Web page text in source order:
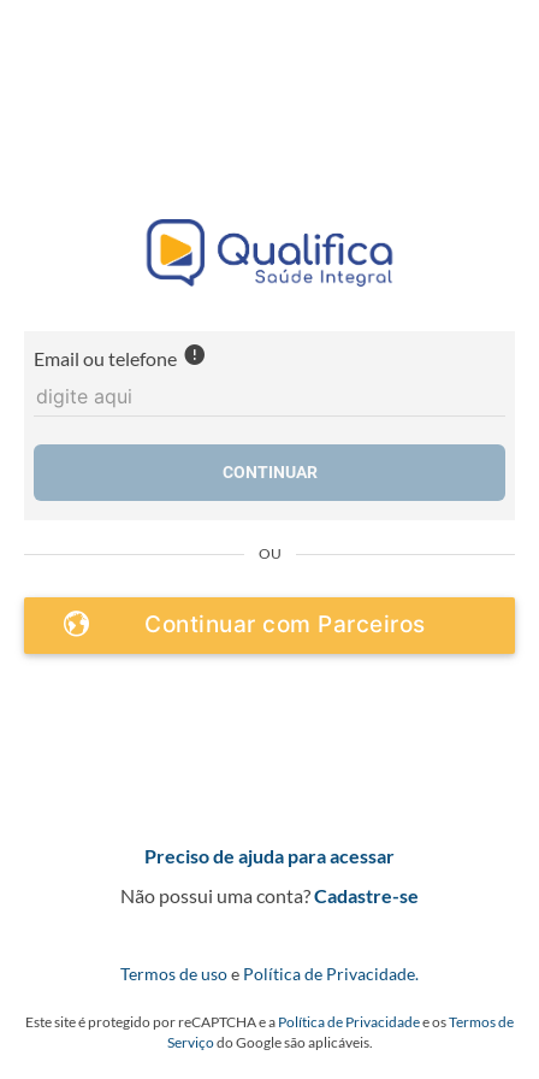
Email ou telefone
CONTINUAR
OU
Continuar com Parceiros
Preciso de ajuda para acessar
Não possui uma conta?Cadastre-se
Termos de usoe Política de Privacidade.
Este site é protegido por reCAPTCHA e a Política de Privacidadee osTermos de
Serviçodo Google são aplicáveis.